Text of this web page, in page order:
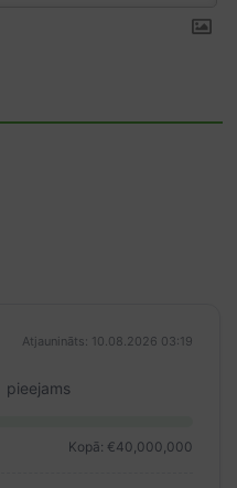
Atjaunināts: 10.08.2026 03:19
pieejams
Kopā: €40,000,000